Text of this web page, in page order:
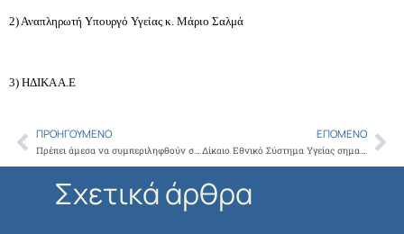
2) Αναπληρωτή Υπουργό Υγείας κ. Μάριο Σαλμά
3) ΗΔΙΚΑ Α.Ε
Prev
ΠΡΟΗΓΟΎΜΕΝΟ
Πρέπει άμεσα να συμπεριληφθούν στη νέα δράση ενίσχυσης ΕΣΠΑ 2013 οι ιατρικές ειδικότητες και υπηρεσίες
ΕΠΌΜΕΝΟ
Δίκαιο Εθνικό Σύστημα Υγείας σημαίνει ο «έχων» πληρώνει και όποιος χάσει την υγεία του θεραπεύεται…
Σχετικά άρθρα